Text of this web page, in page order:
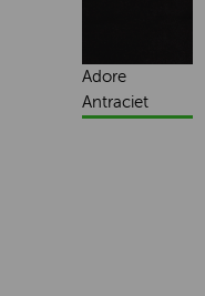
Adore
Antraciet